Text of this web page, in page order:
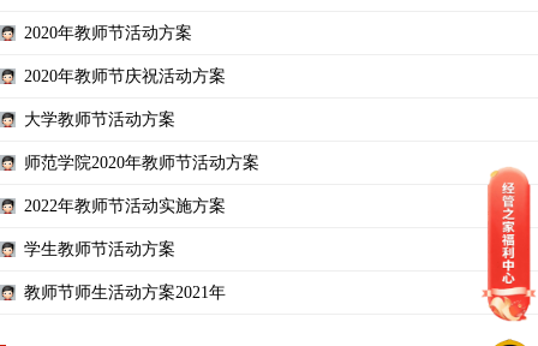
2020年教师节活动方案
2020年教师节庆祝活动方案
大学教师节活动方案
师范学院2020年教师节活动方案
2022年教师节活动实施方案
学生教师节活动方案
教师节师生活动方案2021年